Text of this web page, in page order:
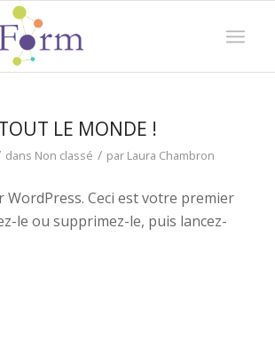
LE MONDE !
dans Non classé / par Laura Chambron
WordPress. Ceci est votre premier
le ou supprimez-le, puis lancez-